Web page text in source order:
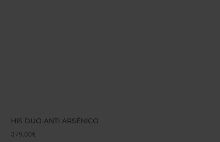
HIS DUO ANTI ARSÉNICO
379,00€